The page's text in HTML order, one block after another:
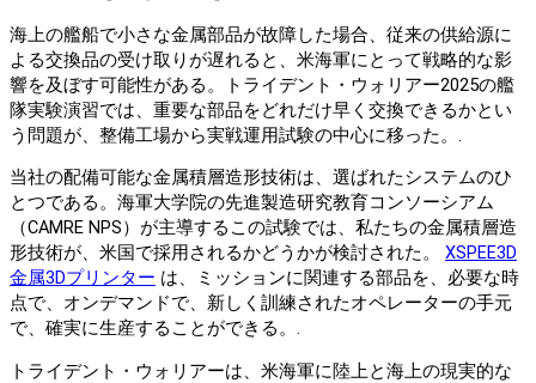
海上の艦船で小さな金属部品が故障した場合、従来の供給源に
よる交換品の受け取りが遅れると、米海軍にとって戦略的な影
響を及ぼす可能性がある。トライデント・ウォリアー2025の艦
隊実験演習では、重要な部品をどれだけ早く交換できるかとい
う問題が、整備工場から実戦運用試験の中心に移った。.
当社の配備可能な金属積層造形技術は、選ばれたシステムのひ
とつである。海軍大学院の先進製造研究教育コンソーシアム
（CAMRE NPS）が主導するこの試験では、私たちの金属積層造
形技術が、米国で採用されるかどうかが検討された。 XSPEE3D
金属3Dプリンター は、ミッションに関連する部品を、必要な時
点で、オンデマンドで、新しく訓練されたオペレーターの手元
で、確実に生産することができる。.
トライデント・ウォリアーは、米海軍に陸上と海上の現実的な